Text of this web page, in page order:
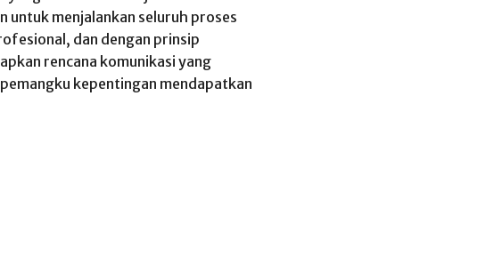
untuk menjalankan seluruh proses
dan dengan prinsip
rencana komunikasi yang
kepentingan mendapatkan